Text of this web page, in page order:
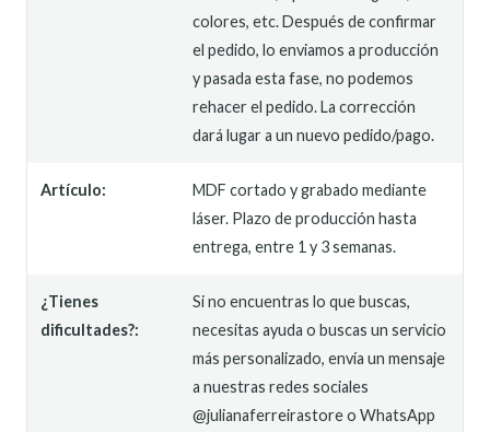
colores, etc. Después de confirmar
el pedido, lo enviamos a producción
y pasada esta fase, no podemos
rehacer el pedido. La corrección
dará lugar a un nuevo pedido/pago.
Artículo:
MDF cortado y grabado mediante
láser. Plazo de producción hasta
entrega, entre 1 y 3 semanas.
¿Tienes
dificultades?:
Si no encuentras lo que buscas,
necesitas ayuda o buscas un servicio
más personalizado, envía un mensaje
a nuestras redes sociales
@julianaferreirastore o WhatsApp